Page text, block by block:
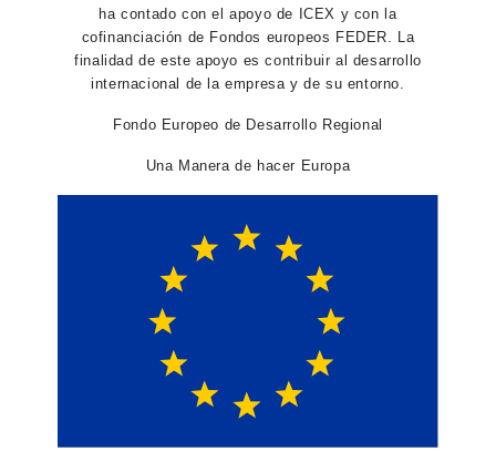
ha contado con el apoyo de ICEX y con la
cofinanciación de Fondos europeos FEDER. La
finalidad de este apoyo es contribuir al desarrollo
internacional de la empresa y de su entorno.
Fondo Europeo de Desarrollo Regional
Una Manera de hacer Europa